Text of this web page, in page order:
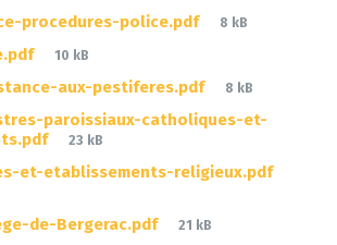
procedures-police.pdf
File
8 kB
File
10 kB
aux-pestiferes.pdf
File
8 kB
paroissiaux-catholiques-et-
File
23 kB
et-etablissements-religieux.pdf
de-Bergerac.pdf
File
21 kB